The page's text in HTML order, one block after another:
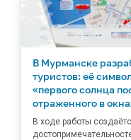
В Мурманске
туристов: её
«первого солнца
отраженного в
В ходе работы